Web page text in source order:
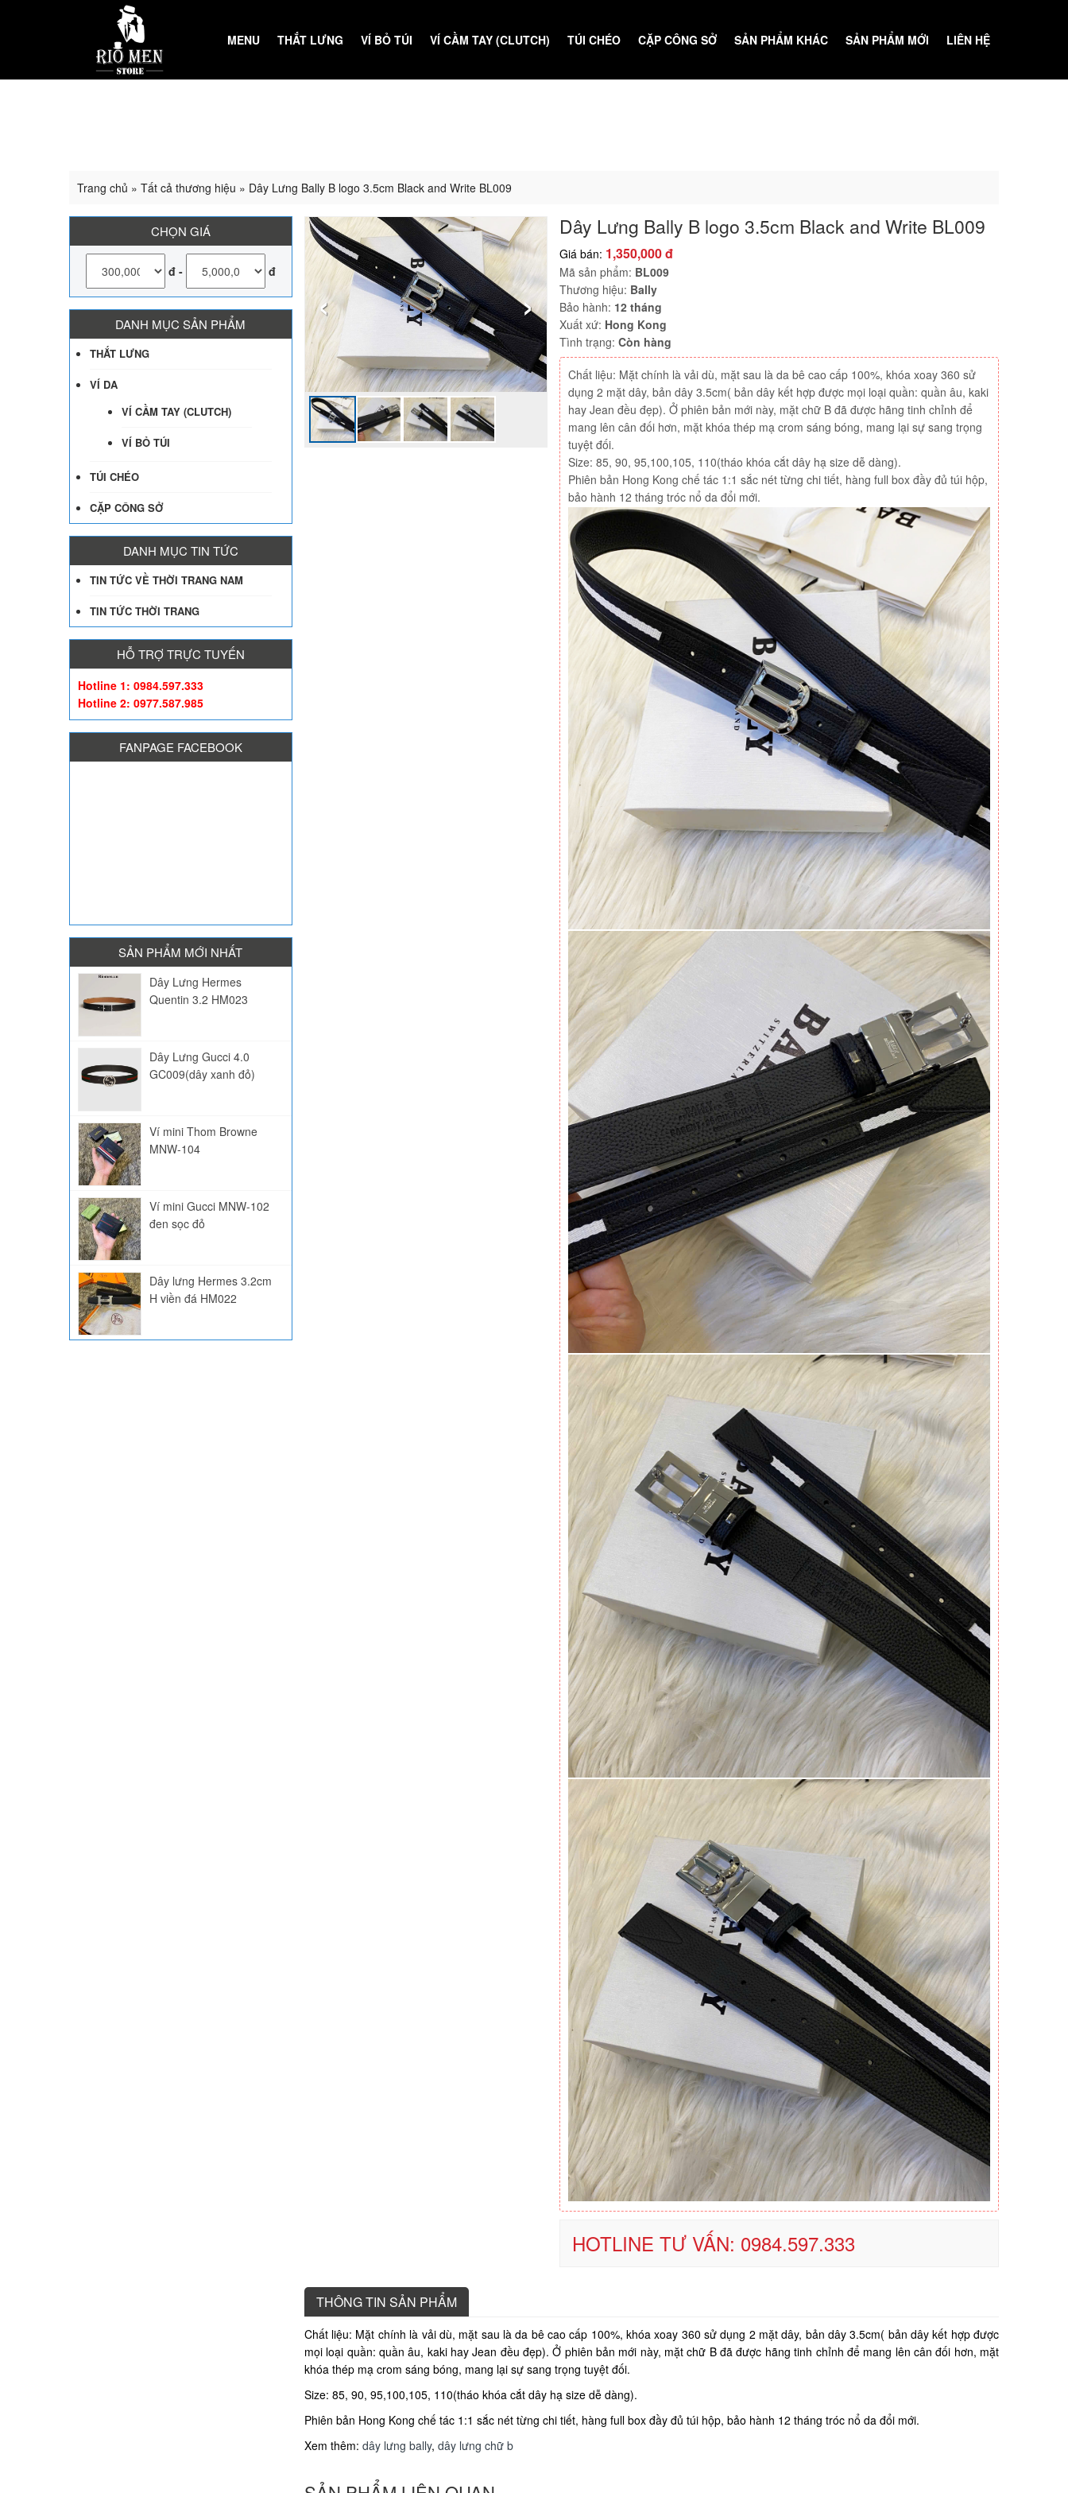
MENU THẮT LƯNG VÍ BỎ TÚI VÍ CẦM TAY (CLUTCH) TÚI CHÉO CẶP CÔNG SỞ SẢN PHẨM KHÁC SẢN PHẨM MỚI LIÊN HỆ
Trang chủ » Tất cả thương hiệu » Dây Lưng Bally B logo 3.5cm Black and Write BL009
‹ ›
Dây Lưng Bally B logo 3.5cm Black and Write BL009
Giá bán: 1,350,000 đ
Mã sản phẩm: BL009
Thương hiệu: Bally
Bảo hành: 12 tháng
Xuất xứ: Hong Kong
Tình trạng: Còn hàng
Chất liệu: Mặt chính là vải dù, mặt sau là da bê cao cấp 100%, khóa xoay 360 sử
dụng 2 mặt dây, bản dây 3.5cm( bản dây kết hợp được mọi loại quần: quần âu, kaki
hay Jean đều đẹp). Ở phiên bản mới này, mặt chữ B đã được hãng tinh chỉnh để
mang lên cân đối hơn, mặt khóa thép mạ crom sáng bóng, mang lại sự sang trọng
tuyệt đối.
Size: 85, 90, 95,100,105, 110(tháo khóa cắt dây hạ size dễ dàng).
Phiên bản Hong Kong chế tác 1:1 sắc nét từng chi tiết, hàng full box đầy đủ túi hộp,
bảo hành 12 tháng tróc nổ da đổi mới.
HOTLINE TƯ VẤN: 0984.597.333
THÔNG TIN SẢN PHẨM
Chất liệu: Mặt chính là vải dù, mặt sau là da bê cao cấp 100%, khóa xoay 360 sử dụng 2 mặt dây, bản dây 3.5cm( bản dây kết hợp được
mọi loại quần: quần âu, kaki hay Jean đều đẹp). Ở phiên bản mới này, mặt chữ B đã được hãng tinh chỉnh để mang lên cân đối hơn, mặt
khóa thép mạ crom sáng bóng, mang lại sự sang trọng tuyệt đối.
Size: 85, 90, 95,100,105, 110(tháo khóa cắt dây hạ size dễ dàng).
Phiên bản Hong Kong chế tác 1:1 sắc nét từng chi tiết, hàng full box đầy đủ túi hộp, bảo hành 12 tháng tróc nổ da đổi mới.
Xem thêm: dây lưng bally, dây lưng chữ b
CHỌN GIÁ
đ - đ
DANH MỤC SẢN PHẨM
THẮT LƯNG
VÍ DA
VÍ CẦM TAY (CLUTCH)
VÍ BỎ TÚI
TÚI CHÉO
CẶP CÔNG SỞ
DANH MỤC TIN TỨC
TIN TỨC VỀ THỜI TRANG NAM
TIN TỨC THỜI TRANG
HỖ TRỢ TRỰC TUYẾN
Hotline 1: 0984.597.333
Hotline 2: 0977.587.985
FANPAGE FACEBOOK
SẢN PHẨM MỚI NHẤT
Dây Lưng Hermes
Quentin 3.2 HM023
Dây Lưng Gucci 4.0
GC009(dây xanh đỏ)
Ví mini Thom Browne
MNW-104
Ví mini Gucci MNW-102
đen sọc đỏ
Dây lưng Hermes 3.2cm
H viền đá HM022